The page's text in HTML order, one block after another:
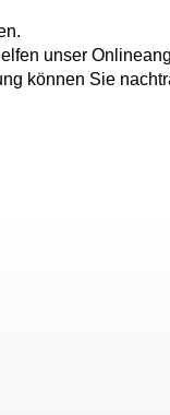
unser
können Sie